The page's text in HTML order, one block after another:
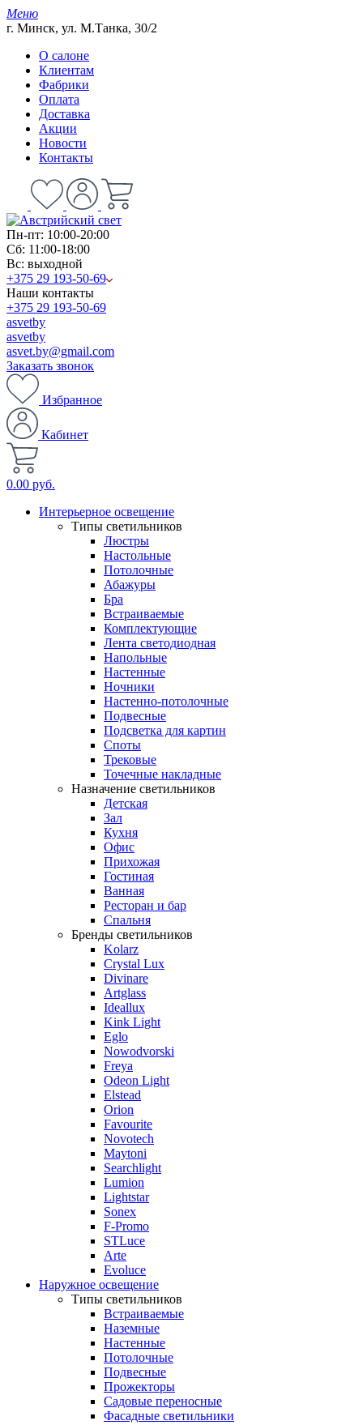
Меню
г. Минск, ул. М.Танка, 30/2
О салоне
Клиентам
Фабрики
Оплата
Доставка
Акции
Новости
Контакты
Пн-пт: 10:00-20:00
Сб: 11:00-18:00
Вс: выходной
+375 29 193-50-69
Наши контакты
+375 29 193-50-69
asvetby
asvetby
asvet.by@gmail.com
Заказать звонок
Избранное
Кабинет
0.00 руб.
Интерьерное освещение
Типы светильников
Люстры
Настольные
Потолочные
Абажуры
Бра
Встраиваемые
Комплектующие
Лента светодиодная
Напольные
Настенные
Ночники
Настенно-потолочные
Подвесные
Подсветка для картин
Споты
Трековые
Точечные накладные
Назначение светильников
Детская
Зал
Кухня
Офис
Прихожая
Гостиная
Ванная
Ресторан и бар
Спальня
Бренды светильников
Kolarz
Crystal Lux
Divinare
Artglass
Ideallux
Kink Light
Eglo
Nowodvorski
Freya
Odeon Light
Elstead
Orion
Favourite
Novotech
Maytoni
Searchlight
Lumion
Lightstar
Sonex
F-Promo
STLuce
Arte
Evoluce
Наружное освещение
Типы светильников
Встраиваемые
Наземные
Настенные
Потолочные
Подвесные
Прожекторы
Садовые переносные
Фасадные светильники